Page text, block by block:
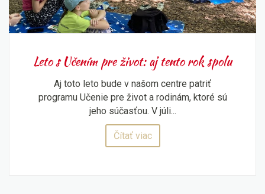
Leto s Učením pre život: aj tento rok spolu
Aj toto leto bude v našom centre patriť
programu Učenie pre život a rodinám, ktoré sú
jeho súčasťou. V júli...
Čítať viac